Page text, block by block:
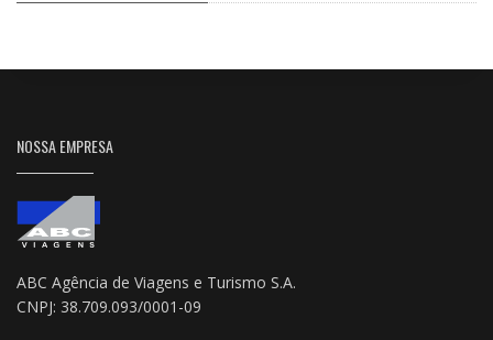
NOSSA EMPRESA
ABC Agência de Viagens e Turismo S.A.
CNPJ: 38.709.093/0001-09